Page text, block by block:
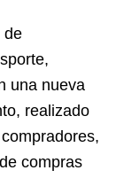
de
una nueva
realizado
compras